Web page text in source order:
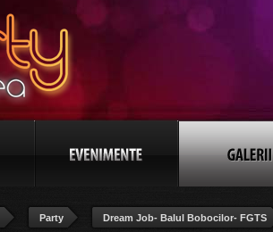
Party Dream Job- Balul Bobocilor- FGTS